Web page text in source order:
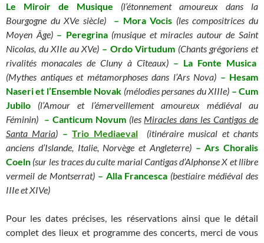
Le Miroir de Musique (l’étonnement amoureux dans la
Bourgogne du XVe siècle)– Mora Vocis (les compositrices du
Moyen Âge)– Peregrina (musique et miracles autour de Saint
Nicolas, du XIIe au XVe) – Ordo Virtudum (Chants grégoriens et
rivalités monacales de Cluny à Cîteaux) – La Fonte Musica
(Mythes antiques et métamorphoses dans l’Ars Nova) – Hesam
Naseri et l’Ensemble Novak (mélodies persanes du XIIIe) – Cum
Jubilo (l’Amour et l’émerveillement amoureux médiéval au
Féminin) – Canticum Novum (les Miracles dans les Cantigas de
Santa Maria) –Trio Mediaeval
(itinéraire musical et chants
anciens d’Islande, Italie, Norvège et Angleterre)– Ars Choralis
Coeln (sur les traces du culte marial Cantigas d’Alphonse X et llibre
vermeil de Montserrat)– Alla Francesca (bestiaire médiéval des
IIIe et XIVe)
Pour les dates précises, les réservations ainsi que le détail
complet des lieux et programme des concerts, merci de vous